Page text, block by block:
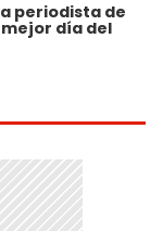
periodista de
mejor día del